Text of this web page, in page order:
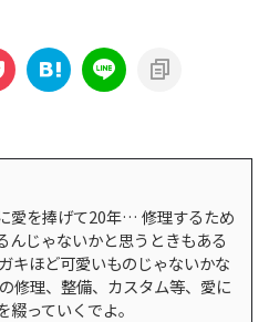
愛を捧げて20年… 修理するため
んじゃないかと思うときもある
キほど可愛いものじゃないかな
修理、整備、カスタム等、愛に
綴っていくでよ。